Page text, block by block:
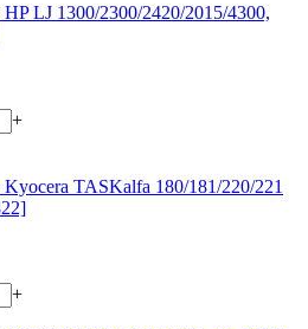
LJ 1300/2300/2420/2015/4300,
+
TASKalfa 180/181/220/221
+